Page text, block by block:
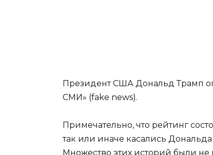
Президент США Дональд Трамп
СМИ» (fake news).
Примечательно, что рейтинг
так или иначе касались
Множество этих историй были не